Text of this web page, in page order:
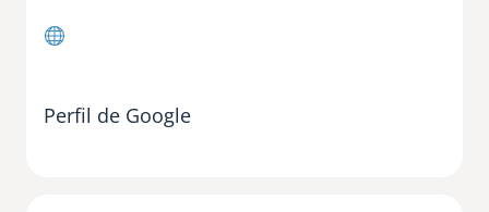
Perfil de Google